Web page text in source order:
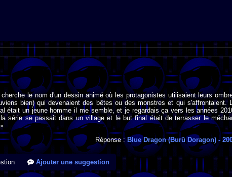
le nom d'un dessin animé où les protagonistes utilisaient leurs
bien) qui devenaient des bêtes ou des monstres et qui s'affrontaient.
était un jeune homme il me semble, et je regardais ça vers les années
série se passait dans un village et le but final était de terrasser le
Réponse :Blue Dragon (Burū Doragon) -
Ajouter une suggestion